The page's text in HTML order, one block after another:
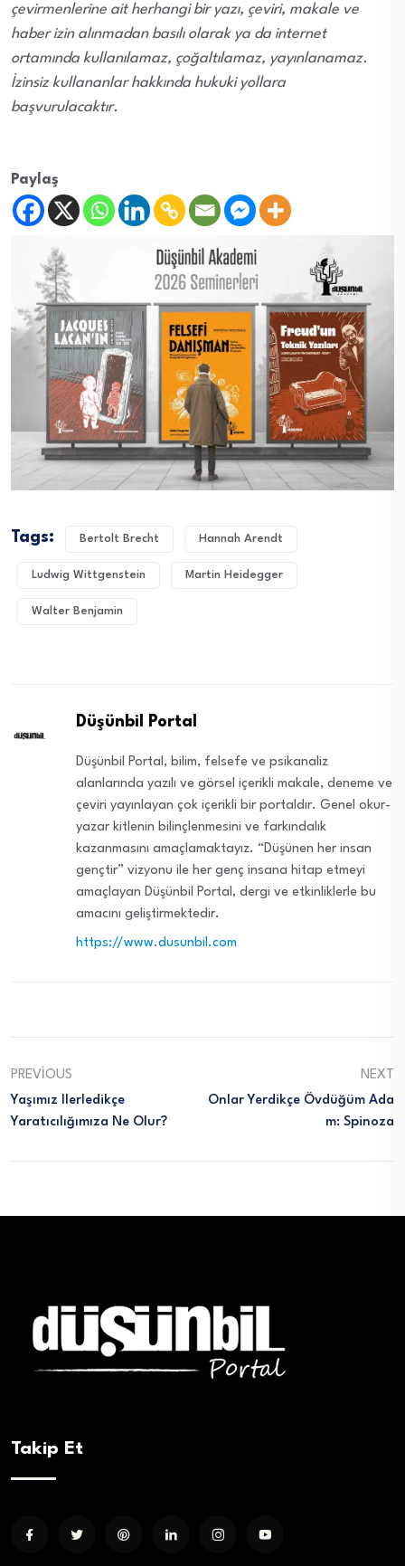
çevirmenlerine ait herhangi bir yazı, çeviri, makale ve
haber izin alınmadan basılı olarak ya da internet
ortamında kullanılamaz, çoğaltılamaz, yayınlanamaz.
İzinsiz kullananlar hakkında hukuki yollara
başvurulacaktır.
Paylaş
Tags: Bertolt Brecht Hannah Arendt
Ludwig Wittgenstein Martin Heidegger
Walter Benjamin
Düşünbil Portal
Düşünbil Portal, bilim, felsefe ve psikanaliz
alanlarında yazılı ve görsel içerikli makale, deneme ve
çeviri yayınlayan çok içerikli bir portaldır. Genel okur-
yazar kitlenin bilinçlenmesini ve farkındalık
kazanmasını amaçlamaktayız. “Düşünen her insan
gençtir” vizyonu ile her genç insana hitap etmeyi
amaçlayan Düşünbil Portal, dergi ve etkinliklerle bu
amacını geliştirmektedir.
https://www.dusunbil.com
PREVIOUS
Yaşımız Ilerledikçe
Yaratıcılığımıza Ne Olur?
NEXT
Onlar Yerdikçe Övdüğüm Ada
M: Spinoza
Takip Et